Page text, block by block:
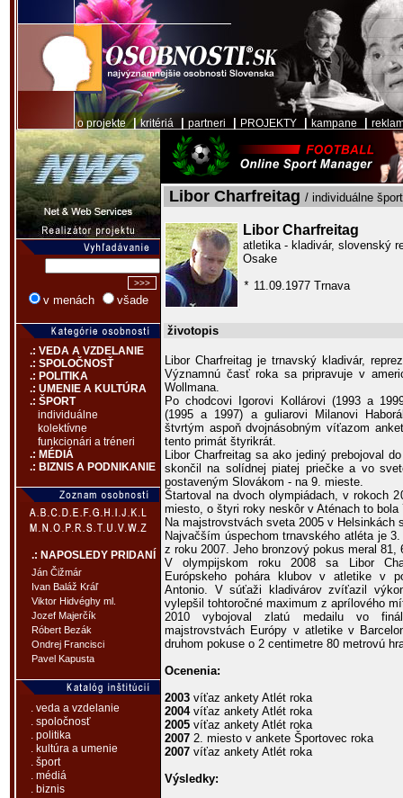
o projekte|kritériá partneri PROJEKTY kampane
v menách všade
.: VEDA A VZDELANIE
.: SPOLOČNOSŤ
.: POLITIKA
.: UMENIE A KULTÚRA
.: ŠPORT
individuálne
kolektívne
funkcionári a tréneri
.: MÉDIÁ
.: BIZNIS A PODNIKANIE
.: NAPOSLEDY PRIDANÍ
Ján Čižmár
Ivan Baláž Kráľ
Viktor Hidvéghy ml.
Jozef Majerčík
Róbert Bezák
Ondrej Francisci
Pavel Kapusta
. veda a vzdelanie
. spoločnosť
. politika
. kultúra a umenie
. šport
. médiá
. biznis
Libor Charfreitag / individuálne
Libor Charfreitag
atletika - kladivár, slovenský
Osake
* 11.09.1977 Trnava
životopis
Libor Charfreitag je trnavský kladivár,
Významnú časť roka sa pripravuje v
Wollmana.
Po chodcovi Igorovi Kollárovi (1993 a
(1995 a 1997) a guliarovi Milanovi
štvrtým aspoň dvojnásobným víťazom
tento primát štyrikrát.
Libor Charfreitag sa ako jediný prebojoval
skončil na solídnej piatej priečke a vo
postaveným Slovákom - na 9. mieste.
Štartoval na dvoch olympiádach, v rokoch
miesto, o štyri roky neskôr v Aténach to bola
Na majstrovstvách sveta 2005 v Helsinkách
Najvačším úspechom trnavského atléta je
z roku 2007. Jeho bronzový pokus meral 81,
V olympijskom roku 2008 sa Libor
Európskeho pohára klubov v atletike v
Antonio. V súťaži kladivárov zvíťazil
vylepšil tohtoročné maximum z aprílového
2010 vybojoval zlatú medailu vo
majstrovstvách Európy v atletike v
druhom pokuse o 2 centimetre 80 metrovú
Ocenenia:
2003 víťaz ankety Atlét roka
2004víťaz ankety Atlét roka
2005 víťaz ankety Atlét roka
2007 2. miesto v ankete Športovec roka
2007 víťaz ankety Atlét roka
Výsledky: